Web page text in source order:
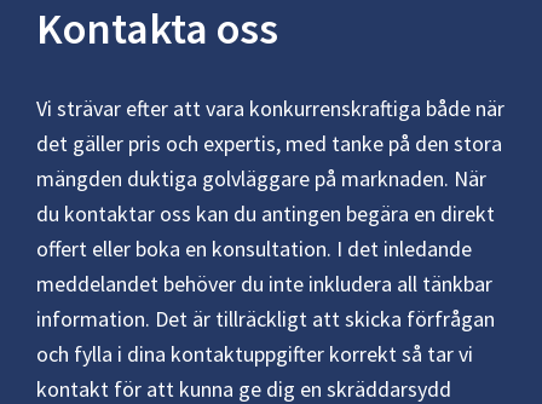
Kontakta oss
Vi strävar efter att vara konkurrenskraftiga både när
det gäller pris och expertis, med tanke på den stora
mängden duktiga golvläggare på marknaden. När
du kontaktar oss kan du antingen begära en direkt
offert eller boka en konsultation. I det inledande
meddelandet behöver du inte inkludera all tänkbar
information. Det är tillräckligt att skicka förfrågan
och fylla i dina kontaktuppgifter korrekt så tar vi
kontakt för att kunna ge dig en skräddarsydd